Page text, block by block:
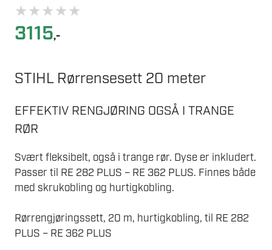
★★★★★
3115,-
STIHL Rørrensesett 20 meter
EFFEKTIV RENGJØRING OGSÅ I TRANGE
RØR
Svært fleksibelt, også i trange rør. Dyse er inkludert.
Passer til RE 282 PLUS – RE 362 PLUS. Finnes både
med skrukobling og hurtigkobling.
Rørrengjøringssett, 20 m, hurtigkobling, til RE 282
PLUS – RE 362 PLUS